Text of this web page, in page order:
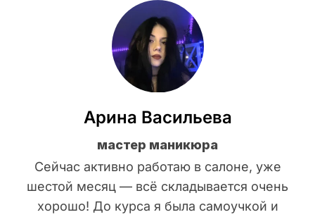
Арина Васильева
мастер маникюра
Сейчас активно работаю в салоне, уже
шестой месяц — всё складывается очень
хорошо! До курса я была самоучкой и